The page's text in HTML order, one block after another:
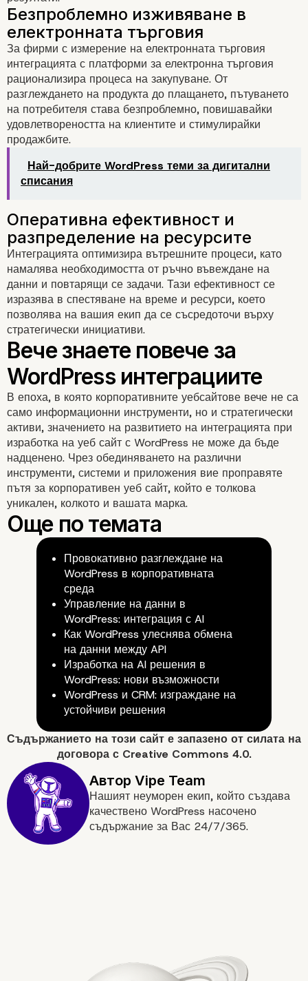
Разработка и тестване
Обучение и поддръжка на
потребители
Трансформационното
въздействие на
интеграцията
Повишаване на
удовлетворението на
потребителите
Вземане на решения,
от данни
Безпроблемно изживяване в
За фирми с измерение на електронната търговия
интеграцията с платформи за електронна търговия
рационализира процеса на закупуване. От
разглеждането на продукта до плащането, пътуването
на потребителя става безпроблемно, повишавайки
удовлетвореността на клиентите и стимулирайки
продажбите.
Най-добрите WordPress теми за дигитални
списания
Интеграцията оптимизира вътрешните процеси, като
намалява необходимостта от ръчно въвеждане на
данни и повтарящи се задачи. Тази ефективност се
изразява в спестяване на време и ресурси, което
позволява на вашия екип да се съсредоточи върху
стратегически инициативи.
В епоха, в която корпоративните уебсайтове вече не са
само информационни инструменти, но и стратегически
активи, значението на развитието на интеграцията при
изработка на уеб сайт с WordPress не може да бъде
надценено. Чрез обединяването на различни
инструменти, системи и приложения вие проправяте
пътя за корпоративен уеб сайт, който е толкова
уникален, колкото и вашата марка.
Провокативно разглеждане на
WordPress в корпоративната
среда
Управление на данни в
WordPress: интеграция с AI
Как WordPress улеснява обмена
на данни между API
Изработка на AI решения в
WordPress: нови възможности
WordPress и CRM: изграждане на
устойчиви решения
Съдържанието на този сайт е запазено от силата на
договора с Creative Commons 4.0.
Нашият неуморен екип, който създава
качествено WordPress насочено
съдържание за Вас 24/7/365.